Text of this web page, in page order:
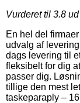
Vurderet til 3.8
En hel del
udvalg af
dags levering til
fleksibelt for dig
passer dig.
tillige den mest
taskeparaply –